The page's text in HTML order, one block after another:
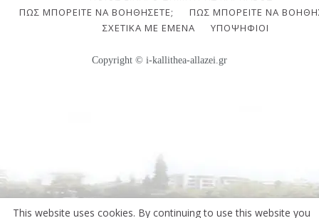
ΠΩΣ ΜΠΟΡΕΊΤΕ ΝΑ ΒΟΗΘΉΣΕΤΕ;
ΠΩΣ ΜΠΟΡΕΊΤΕ ΝΑ
ΣΧΕΤΙΚΆ ΜΕ ΕΜΈΝΑ
ΥΠΟΨΉΦΙΟΙ
Copyright © i-kallithea-allazei.gr
This website uses cookies. By continuing to use this website you